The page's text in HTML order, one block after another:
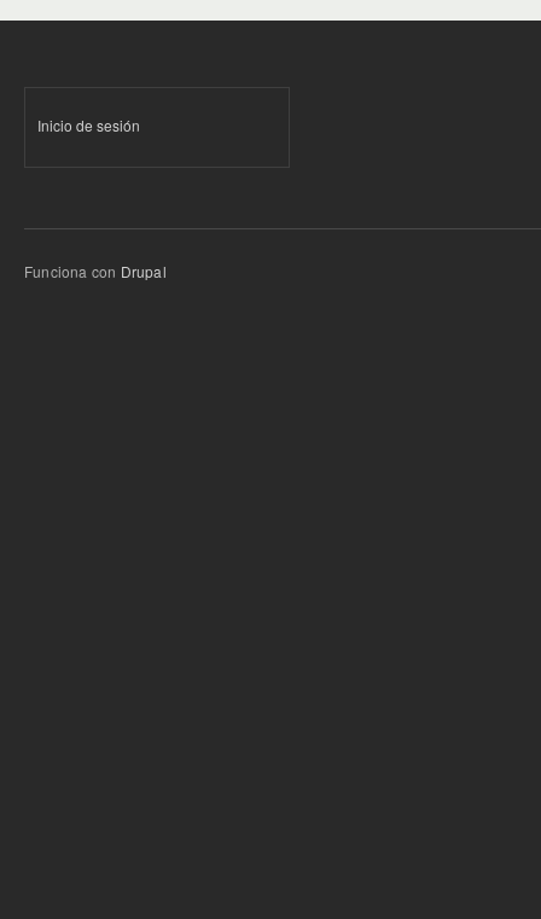
Inicio de sesión
Funciona con Drupal